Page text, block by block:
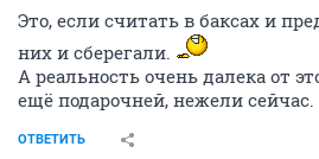
Это, если считать в баксах и
них и сберегали.
А реальность очень далека от
ещё подарочней, нежели сейчас.
ОТВЕТИТЬ